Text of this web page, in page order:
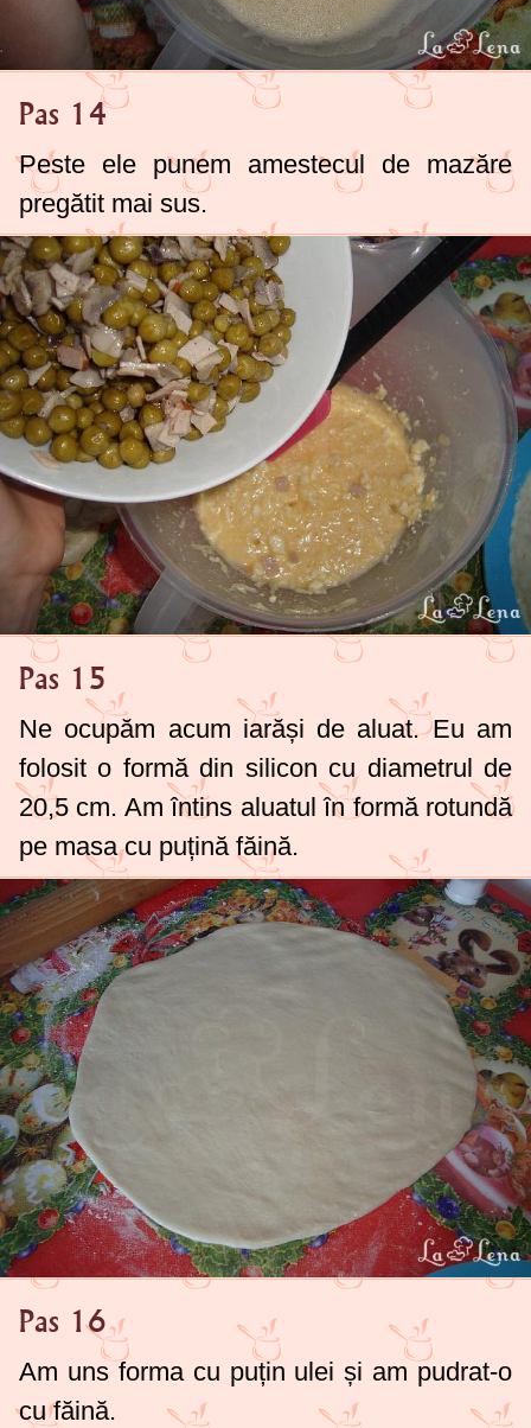
Pas 14
Peste ele punem amestecul de mazăre
pregătit mai sus.
Pas 15
Ne ocupăm acum iarăși de aluat. Eu am
folosit o formă din silicon cu diametrul de
20,5 cm. Am întins aluatul în formă rotundă
pe masa cu puțină făină.
Pas 16
Am uns forma cu puțin ulei și am pudrat-o
cu făină.